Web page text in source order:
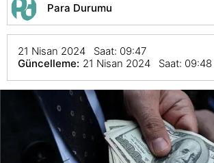
Para Durumu
21 Nisan 2024 Saat: 09:47
Güncelleme: 21 Nisan 2024 Saat: 09:48